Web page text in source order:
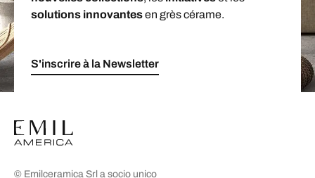
solutions innovantesen grès cérame.
S'inscrire à la Newsletter
© Emilceramica Srl a socio unico